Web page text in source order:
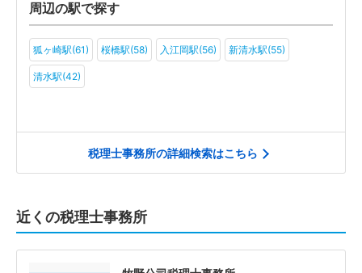
周辺の駅で探す
狐ヶ崎駅(61) 桜橋駅(58) 入江岡駅(56) 新清水駅(55)
清水駅(42)
税理士事務所の詳細検索はこちら
近くの税理士事務所